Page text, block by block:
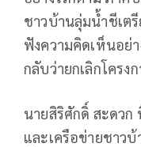
ชาวบ้านลุ่มน้ำชีเต
ฟังความคิดเห็นอย่
กลับว่ายกเลิกโครงก
นายสิริศักดิ์ สะดว
และเครือข่ายชาว